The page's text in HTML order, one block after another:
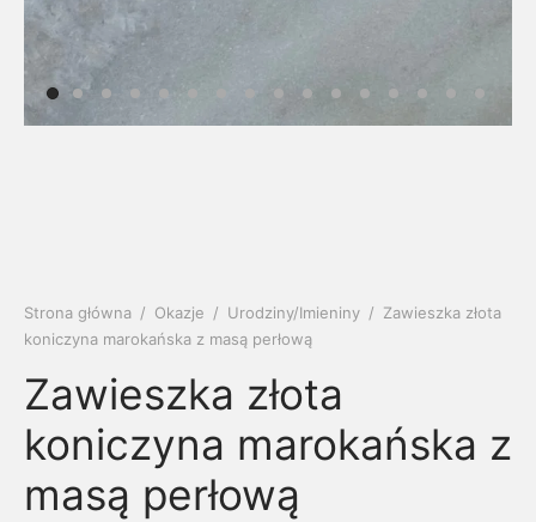
Strona główna / Okazje / Urodziny/Imieniny / Zawieszka złota
koniczyna marokańska z masą perłową
Zawieszka złota
koniczyna marokańska z
masą perłową
kruszec
męskie
laboratoryjne
klasyczne
do obrączek
złotodziecka
Imieniny